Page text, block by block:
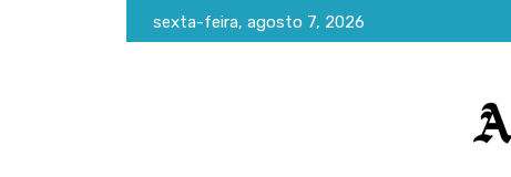
sexta-feira, agosto 7, 2026